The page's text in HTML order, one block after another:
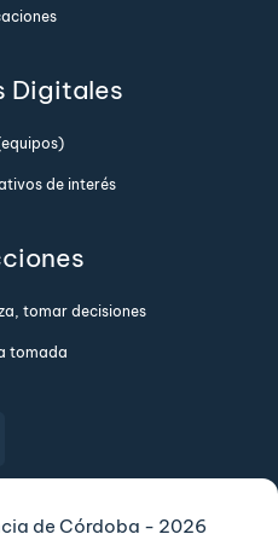
Digitales
de interés
tomar decisiones
tomada
de Córdoba - 2026